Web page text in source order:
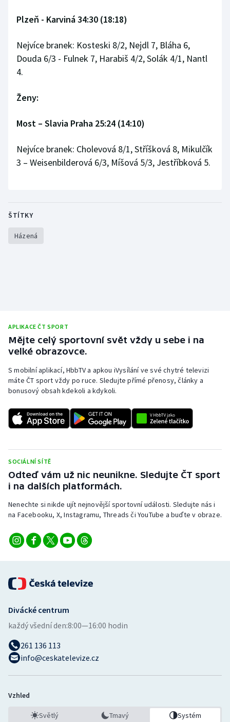
Plzeň - Karviná 34:30 (18:18)
Nejvíce branek: Kosteski 8/2, Nejdl 7, Bláha 6,
Douda 6/3 - Fulnek 7, Harabiš 4/2, Solák 4/1, Nantl
4.
Ženy:
Most – Slavia Praha 25:24 (14:10)
Nejvíce branek: Cholevová 8/1, Stříšková 8, Mikulčík
3 – Weisenbilderová 6/3, Míšová 5/3, Jestříbková 5.
ŠTÍTKY
Házená
APLIKACE ČT SPORT
Mějte celý sportovní svět vždy u sebe i na
velké obrazovce.
S mobilní aplikací, HbbTV a apkou iVysílání ve své chytré televizi
máte ČT sport vždy po ruce. Sledujte přímé přenosy, články a
bonusový obsah kdekoli a kdykoli.
SOCIÁLNÍ SÍTĚ
Odteď vám už nic neunikne. Sledujte ČT sport
i na dalších platformách.
Nenechte si nikde ujít nejnovější sportovní události. Sledujte nás i
na Facebooku, X, Instagramu, Threads či YouTube a buďte v obraze.
Divácké centrum
každý všední den:8:00—16:00 hodin
261 136 113
info@ceskatelevize.cz
Vzhled
Světlý Tmavý Systém